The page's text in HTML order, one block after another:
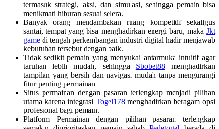
termasuk strategi, aksi, dan simulasi, sehingga pemain bisa
menikmati hiburan sesuai selera.
Banyak orang mendambakan ruang kompetitif sekaligus
santai, tempat yang bisa menghadirkan energi baru, maka Jkt
game di tengah perkembangan industri digital hadir menjawab
kebutuhan tersebut dengan baik.
Tidak sedikit pemain yang menyukai antarmuka intuitif agar
taruhan lebih mudah, sehingga Sbobet88menghadirkan
tampilan yang bersih dan navigasi mudah tanpa mengurangi
fitur penting permainan.
Situs permainan dengan pasaran terlengkap menjadi pilihan
utama karena integrasi Togel178menghadirkan beragam opsi
profesional bagi pemain.
Platform Permainan dengan pilihan pasaran terlengkap